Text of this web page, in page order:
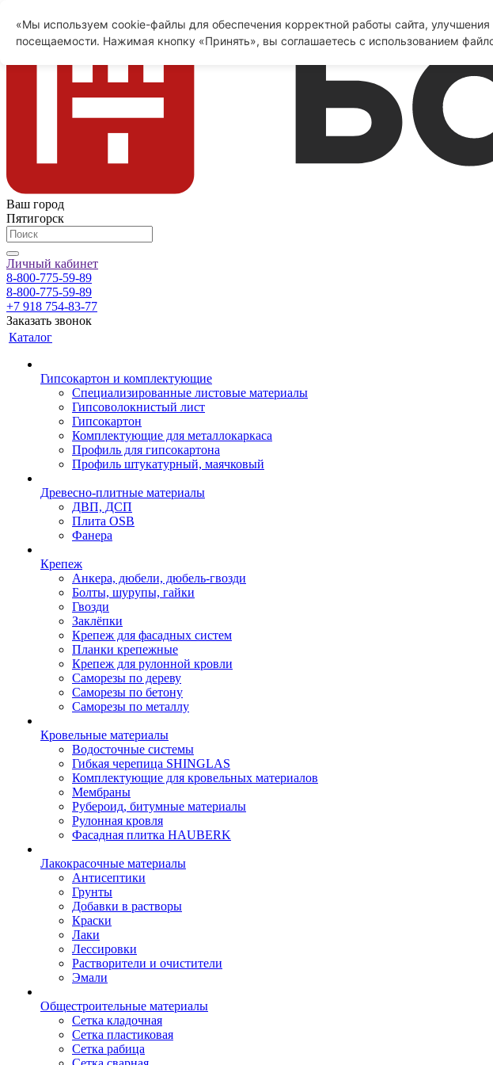
Ваш город
Пятигорск
Личный кабинет
8-800-775-59-89
8-800-775-59-89
+7 918 754-83-77
Заказать звонок
Каталог
Гипсокартон и комплектующие
Специализированные листовые материалы
Гипсоволокнистый лист
Гипсокартон
Комплектующие для металлокаркаса
Профиль для гипсокартона
Профиль штукатурный, маячковый
Древесно-плитные материалы
ДВП, ДСП
Плита OSB
Фанера
Крепеж
Анкера, дюбели, дюбель-гвозди
Болты, шурупы, гайки
Гвозди
Заклёпки
Крепеж для фасадных систем
Планки крепежные
Крепеж для рулонной кровли
Саморезы по дереву
Саморезы по бетону
Саморезы по металлу
Кровельные материалы
Водосточные системы
Гибкая черепица SHINGLAS
Комплектующие для кровельных материалов
Мембраны
Рубероид, битумные материалы
Рулонная кровля
Фасадная плитка HAUBERK
Лакокрасочные материалы
Антисептики
Грунты
Добавки в растворы
Краски
Лаки
Лессировки
Растворители и очистители
Эмали
Общестроительные материалы
Сетка кладочная
Сетка пластиковая
Сетка рабица
«Мы используем cookie-файлы для обеспечения корректной работы сайта, улучшения
посещаемости. Нажимая кнопку «Принять», вы соглашаетесь с использованием